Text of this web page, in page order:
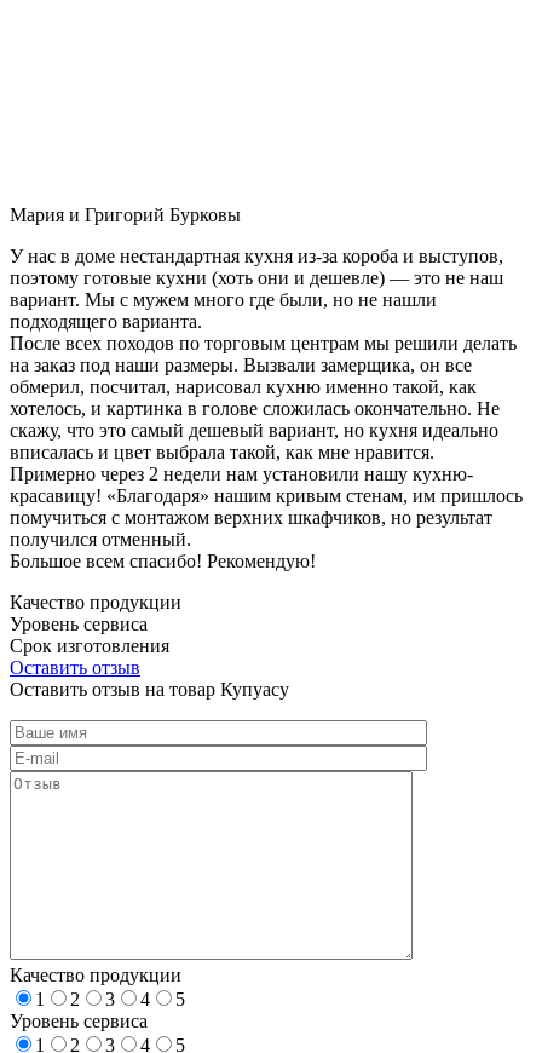
Мария и Григорий Бурковы
У нас в доме нестандартная кухня из-за короба и выступов,
поэтому готовые кухни (хоть они и дешевле) — это не наш
вариант. Мы с мужем много где были, но не нашли
подходящего варианта.
После всех походов по торговым центрам мы решили делать
на заказ под наши размеры. Вызвали замерщика, он все
обмерил, посчитал, нарисовал кухню именно такой, как
хотелось, и картинка в голове сложилась окончательно. Не
скажу, что это самый дешевый вариант, но кухня идеально
вписалась и цвет выбрала такой, как мне нравится.
Примерно через 2 недели нам установили нашу кухню-
красавицу! «Благодаря» нашим кривым стенам, им пришлось
помучиться с монтажом верхних шкафчиков, но результат
получился отменный.
Большое всем спасибо! Рекомендую!
Качество продукции
Уровень сервиса
Срок изготовления
Оставить отзыв
Оставить отзыв на товар Купуасу
Качество продукции
1
2 3 4
5
Уровень сервиса
1
2 3 4 5